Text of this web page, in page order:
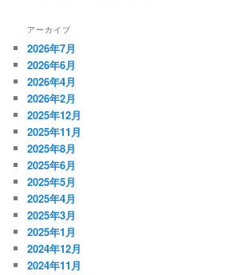
アーカイブ
2026年7月
2026年6月
2026年4月
2026年2月
2025年12月
2025年11月
2025年8月
2025年6月
2025年5月
2025年4月
2025年3月
2025年1月
2024年12月
2024年11月